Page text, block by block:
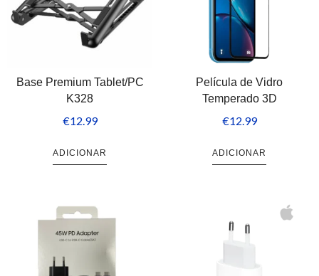
Base Premium Tablet/PC
K328
€12.99
ADICIONAR
Película de Vidro
Temperado 3D
€12.99
ADICIONAR